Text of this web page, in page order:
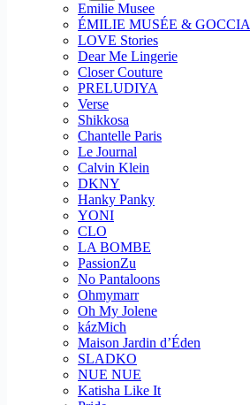
Emilie Musee
ÉMILIE MUSÉE & GOCCIA
LOVE Stories
Dear Me Lingerie
Closer Couture
PRELUDIYA
Verse
Shikkosa
Chantelle Paris
Le Journal
Calvin Klein
DKNY
Hanky Panky
YONI
CLO
LA BOMBE
PassionZu
No Pantaloons
Ohmymarr
Oh My Jolene
kázMich
Maison Jardin d’Éden
SLADKO
NUE NUE
Katisha Like It